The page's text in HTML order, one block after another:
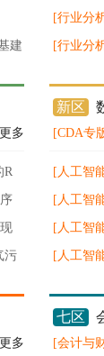
建
操破局
逻辑-84
[行业分
代失业
[行业分
更多
R
污
新区
[CDA专
[人工智
企业之
[人工智
这三条
[人工智
的实际价
[人工智
更多
七区
[会计与